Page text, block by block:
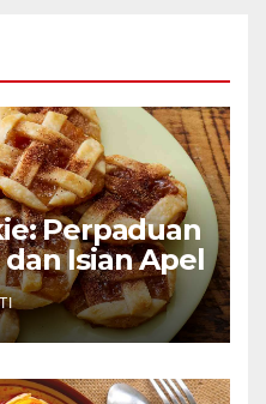
Perpaduan
Isian Apel